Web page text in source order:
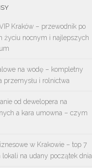
Kraków – przewodnik po
życiu nocnym i najlepszych
na wodę – kompletny
przemysłu i rolnictwa
od dewelopera na
a kara umowna – czym
w Krakowie – top 7
na udany początek dnia